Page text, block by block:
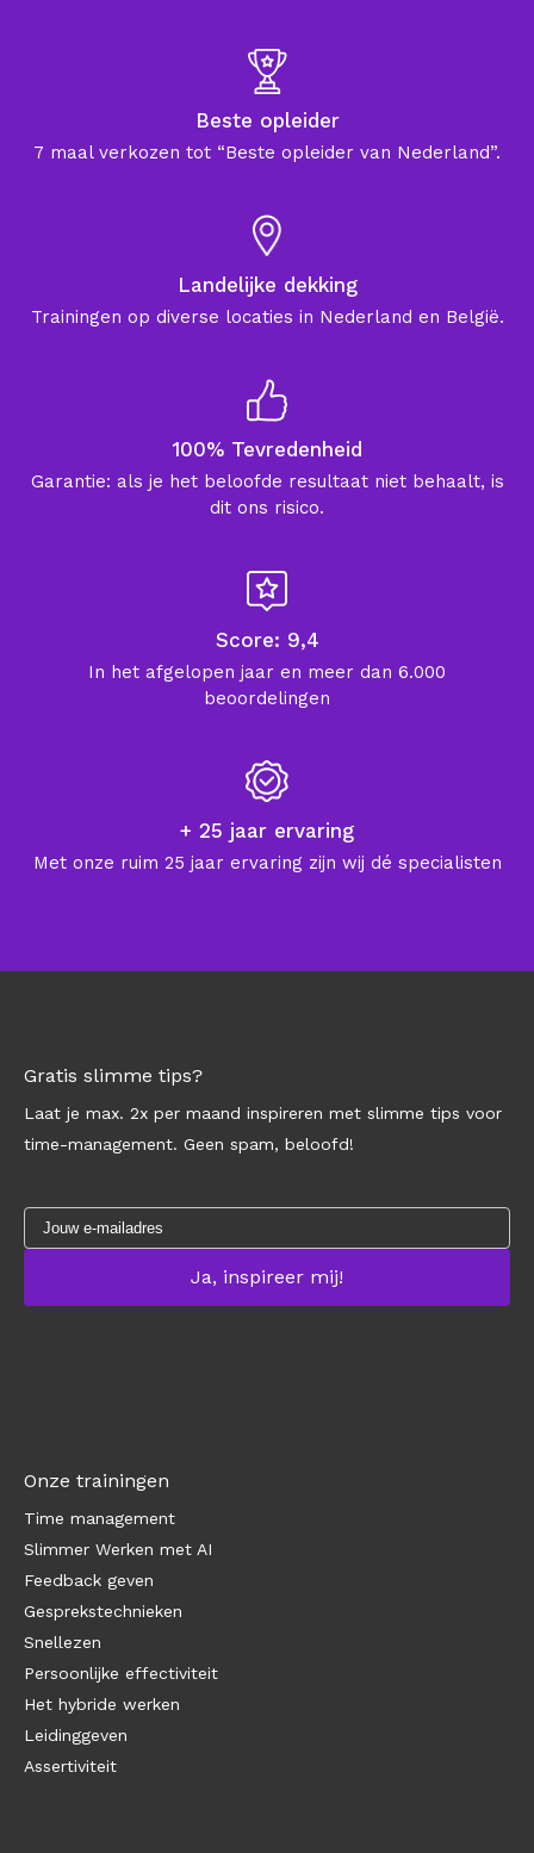
Beste opleider
7 maal verkozen tot “Beste opleider van Nederland”.
Landelijke dekking
Trainingen op diverse locaties in Nederland en België.
100% Tevredenheid
Garantie: als je het beloofde resultaat niet behaalt, is
dit ons risico.
Score: 9,4
In het afgelopen jaar en meer dan 6.000
beoordelingen
+ 25 jaar ervaring
Met onze ruim 25 jaar ervaring zijn wij dé specialisten
Gratis slimme tips?
Laat je max. 2x per maand inspireren met slimme tips voor
time-management. Geen spam, beloofd!
Onze trainingen
Time management
Slimmer Werken met AI
Feedback geven
Gesprekstechnieken
Snellezen
Persoonlijke effectiviteit
Het hybride werken
Leidinggeven
Assertiviteit